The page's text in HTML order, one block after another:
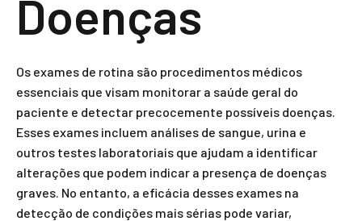
Doenças
Os exames de rotina são procedimentos médicos
essenciais que visam monitorar a saúde geral do
paciente e detectar precocemente possíveis doenças.
Esses exames incluem análises de sangue, urina e
outros testes laboratoriais que ajudam a identificar
alterações que podem indicar a presença de doenças
graves. No entanto, a eficácia desses exames na
detecção de condições mais sérias pode variar,